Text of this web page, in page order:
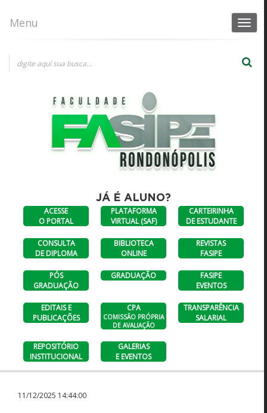
Toggle
Menu
JÁ É ALUNO?
ACESSE
O PORTAL
PLATAFORMA
VIRTUAL (SAF)
CARTEIRINHA
DE ESTUDANTE
CONSULTA
DE DIPLOMA
BIBLIOTECA
ONLINE
REVISTAS
FASIPE
PÓS
GRADUAÇÃO
GRADUAÇÃO
FASIPE
EVENTOS
EDITAIS E
PUBLICAÇÕES
CPA
COMISSÃO PRÓPRIA
DE AVALIAÇÃO
TRANSPARÊNCIA
SALARIAL
REPOSITÓRIO
INSTITUCIONAL
GALERIAS
E EVENTOS
Consultas a diplomas
DIPLOMAS
ANTERIORES A
JULHO DE 2023
CONSULTA AO
DIPLOMA
DIGITAL
11/12/2025 14:44:00